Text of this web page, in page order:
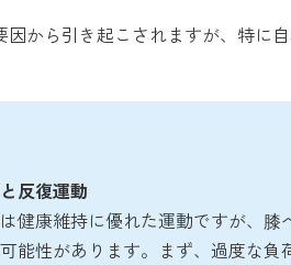
因から引き起こされますが、特に
反復運動
健康維持に優れた運動ですが、
能性があります。まず、過度な負